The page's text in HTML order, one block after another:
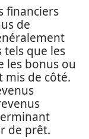
financiers
de
tels que les
les bonus ou
mis de côté.
de prêt.